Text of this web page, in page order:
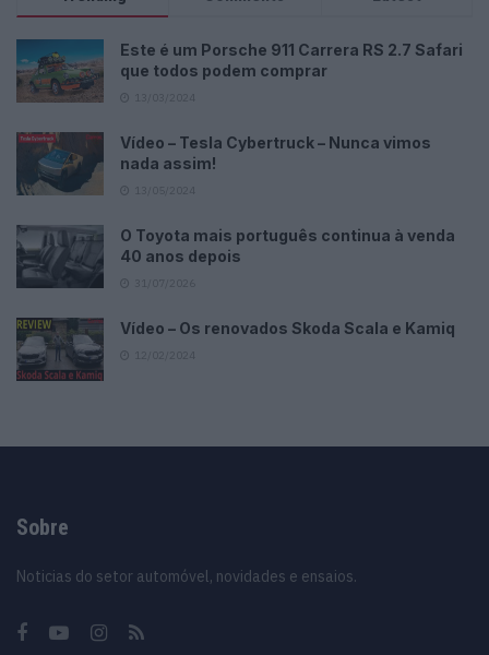
Este é um Porsche 911 Carrera RS 2.7 Safari
que todos podem comprar
Vídeo – Tesla Cybertruck – Nunca vimos
nada assim!
O Toyota mais português continua à venda
40 anos depois
Vídeo – Os renovados Skoda Scala e Kamiq
Sobre
Noticias do setor automóvel, novidades e ensaios.